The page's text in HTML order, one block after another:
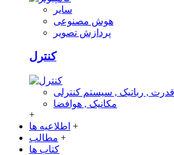
سایر
هوش مصنوعی
پردازش تصویر
کنترل
قدرت , رباتیک , سیستم کنترلی
مکانیک , هوافضا
+
اطلاعیه ها +
مطالب +
کتاب ها